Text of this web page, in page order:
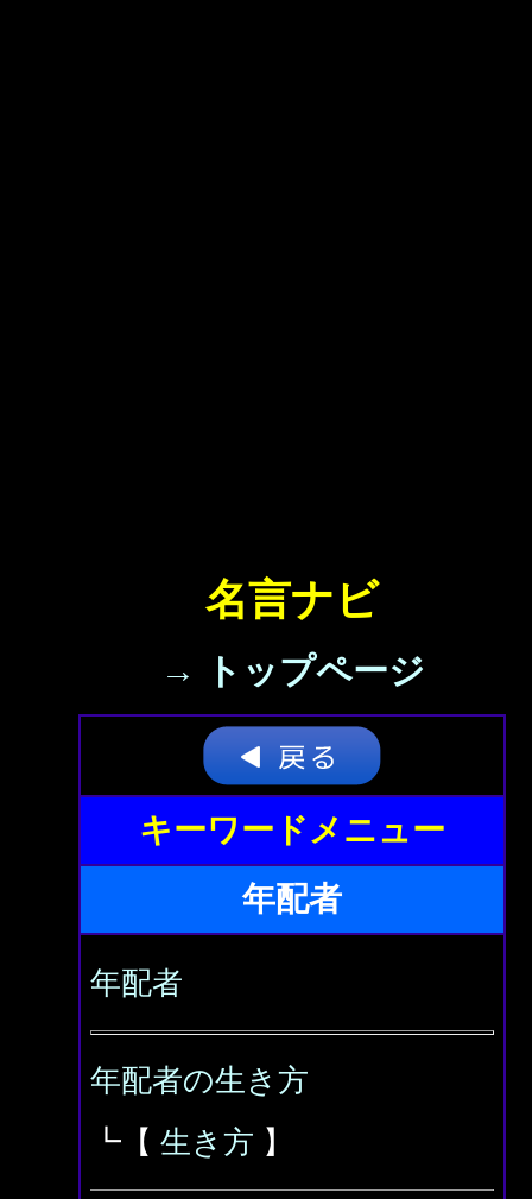
名言ナビ
→ トップページ
キーワードメニュー
年配者
年配者
年配者の生き方
┗【 生き方 】